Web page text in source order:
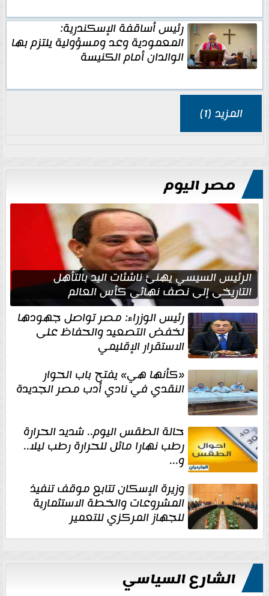
رئيس أساقفة الإسكندرية:
المعمودية وعد ومسؤولية يلتزم بها
الوالدان أمام الكنيسة
المزيد (1)
مصر اليوم
الرئيس السيسي يهنئ ناشئات اليد بالتأهل
التاريخي إلى نصف نهائي كأس العالم
رئيس الوزراء: مصر تواصل جهودها
لخفض التصعيد والحفاظ على
الاستقرار الإقليمي
«كأنها هي» يفتح باب الحوار
النقدي في نادي أدب مصر الجديدة
حالة الطقس اليوم.. شديد الحرارة
رطب نهارا مائل للحرارة رطب ليلا..
و...
وزيرة الإسكان تتابع موقف تنفيذ
المشروعات والخطة الاستثمارية
للجهاز المركزي للتعمير
الشارع السياسي